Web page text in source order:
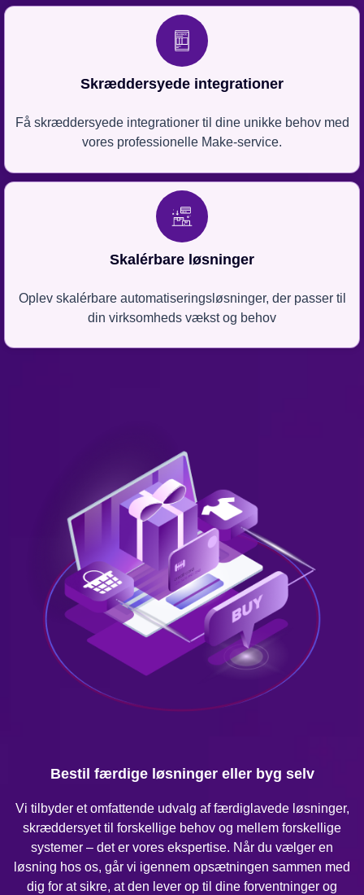
Skræddersyede integrationer
Få skræddersyede integrationer til dine unikke behov med
vores professionelle Make-service.
Skalérbare løsninger
Oplev skalérbare automatiseringsløsninger, der passer til
din virksomheds vækst og behov
Bestil færdige løsninger eller byg selv
Vi tilbyder et omfattende udvalg af færdiglavede løsninger,
skræddersyet til forskellige behov og mellem forskellige
systemer – det er vores ekspertise. Når du vælger en
løsning hos os, går vi igennem opsætningen sammen med
dig for at sikre, at den lever op til dine forventninger og